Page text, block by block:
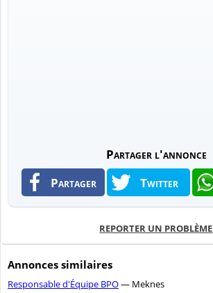
Partager l'annonce
Partager Twitter
REPORTER UN PROBLÈME
Annonces similaires
Responsable d'Équipe BPO— Meknes